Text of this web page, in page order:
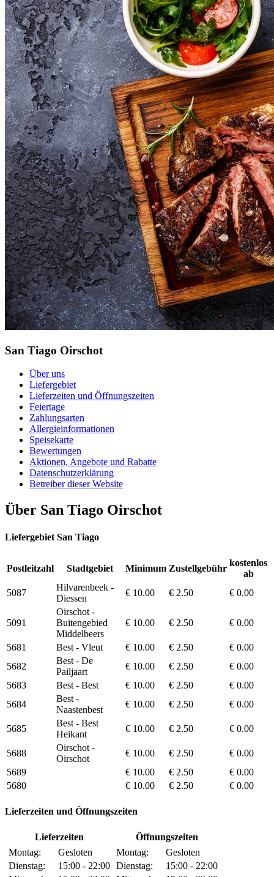
San Tiago Oirschot
Über uns
Liefergebiet
Lieferzeiten und Öffnungszeiten
Feiertage
Zahlungsarten
Allergieinformationen
Speisekarte
Bewertungen
Aktionen, Angebote und Rabatte
Datenschutzerklärung
Betreiber dieser Website
Über San Tiago Oirschot
Liefergebiet San Tiago
Postleitzahl Stadtgebiet Minimum Zustellgebühr
kostenlos
ab
5087
Hilvarenbeek -
Diessen
€ 10.00 € 2.50 € 0.00
5091
Oirschot -
Buitengebied
Middelbeers
€ 10.00 € 2.50 € 0.00
5681 Best - Vleut € 10.00 € 2.50
€ 0.00
5682
Best - De
Pailjaart
€ 10.00 € 2.50
€ 0.00
5683
Best - Best € 10.00 € 2.50
€ 0.00
5684
Best -
Naastenbest
€ 10.00 € 2.50 € 0.00
5685
Best - Best
Heikant
€ 10.00 € 2.50 € 0.00
5688
Oirschot -
Oirschot
€ 10.00 € 2.50
€ 0.00
5689
€ 10.00 € 2.50
€ 0.00
5680
€ 10.00 € 2.50 € 0.00
Lieferzeiten und Öffnungszeiten
Lieferzeiten
Öffnungszeiten
Montag:
Gesloten
Dienstag:
15:00 - 22:00
Montag:
Gesloten
Dienstag:
15:00 - 22:00